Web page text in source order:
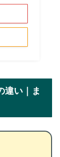
違い｜ま